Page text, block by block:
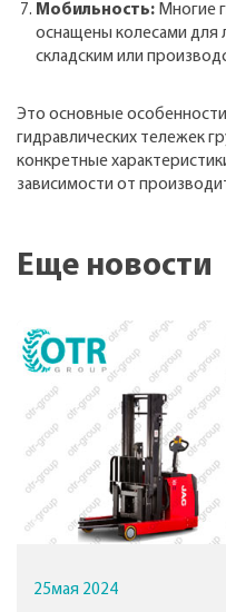
Мобильность:Многие
оснащены колесами для
складским или
Это основные
гидравлических тележек
конкретные
зависимости от
Еще новости
25мая 2024